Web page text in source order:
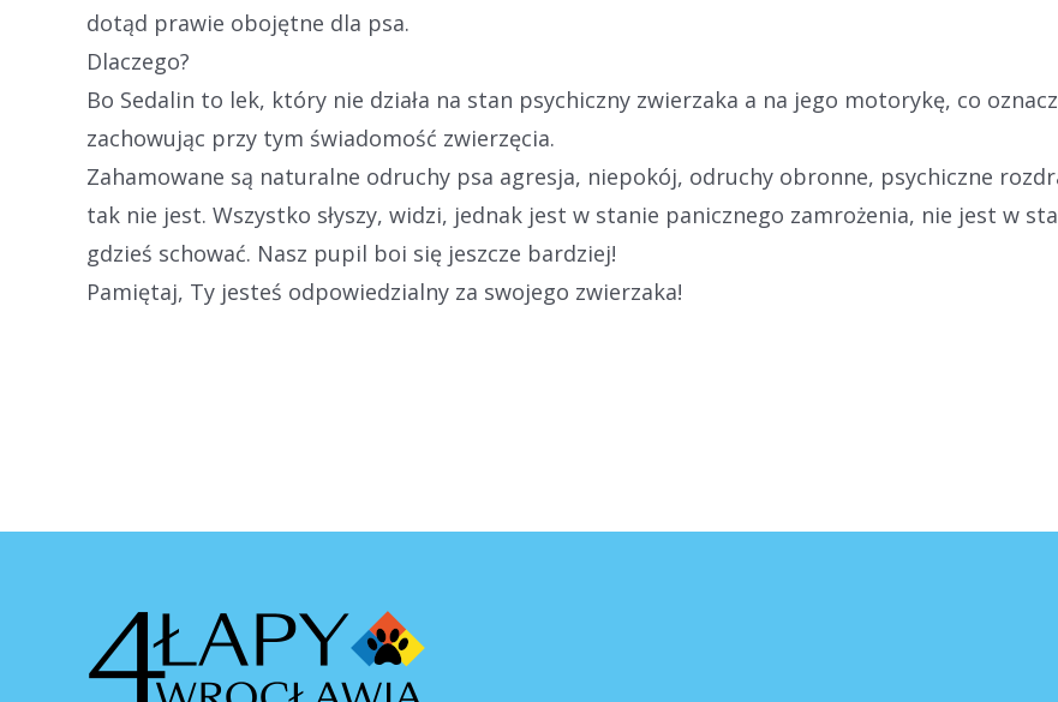
dotąd prawie obojętne dla psa.
Dlaczego?
Bo Sedalin to lek, który nie działa na stan psychiczny zwierzaka a na jego motorykę, co
zachowując przy tym świadomość zwierzęcia.
Zahamowane są naturalne odruchy psa agresja, niepokój, odruchy obronne, psychiczne
tak nie jest. Wszystko słyszy, widzi, jednak jest w stanie panicznego zamrożenia, nie jest w
gdzieś schować. Nasz pupil boi się jeszcze bardziej!
Pamiętaj, Ty jesteś odpowiedzialny za swojego zwierzaka!